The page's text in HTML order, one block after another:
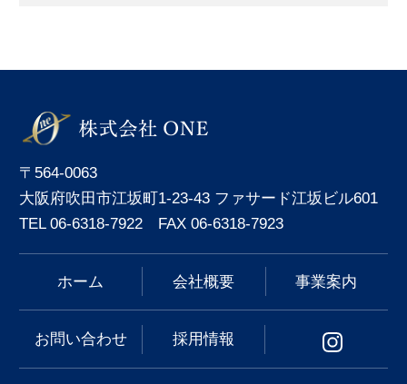
〒564-0063
大阪府吹田市江坂町1-23-43 ファサード江坂ビル601
TEL 06-6318-7922 FAX 06-6318-7923
ホーム 会社概要 事業案内
お問い合わせ 採用情報